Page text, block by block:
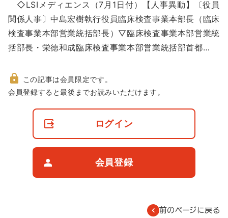
移
動
◇LSIメディエンス（7月1日付）【人事異動】〔役員
関係人事〕中島宏樹執行役員臨床検査事業本部長（臨床
検査事業本部営業統括部長）▽臨床検査事業本部営業統
括部長・栄徳和成臨床検査事業本部営業統括部首都…
非
この記事は会員限定です。
会員登録すると最後までお読みいただけます。
ログイン
会員登録
前のページに戻る